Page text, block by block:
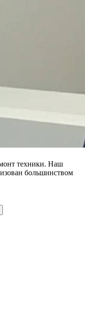
техники. Наш
большинством